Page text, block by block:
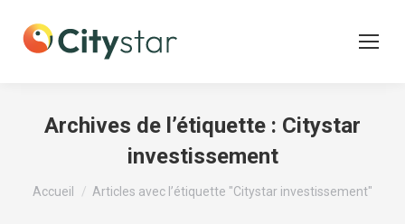
Archives de l’étiquette : Citystar
investissement
Vous êtes ici :
Accueil Articles avec l’étiquette "Citystar investissement"